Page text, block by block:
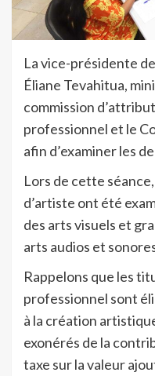
La vice-présidente
Éliane Tevahitua,
commission
professionnel et le
afin d’examiner les
Lors de cette
d’artiste ont été
des arts visuels et
arts audios et
Rappelons que les
professionnel sont
à la création
exonérés de la
taxe sur la valeur